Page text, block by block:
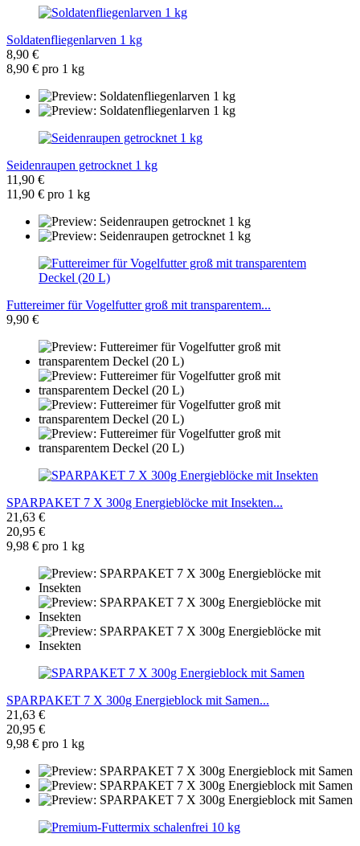
Soldatenfliegenlarven 1 kg
8,90 €
8,90 € pro 1 kg
Seidenraupen getrocknet 1 kg
11,90 €
11,90 € pro 1 kg
Futtereimer für Vogelfutter groß mit transparentem...
9,90 €
SPARPAKET 7 X 300g Energieblöcke mit Insekten...
21,63 €
20,95 €
9,98 € pro 1 kg
SPARPAKET 7 X 300g Energieblock mit Samen...
21,63 €
20,95 €
9,98 € pro 1 kg